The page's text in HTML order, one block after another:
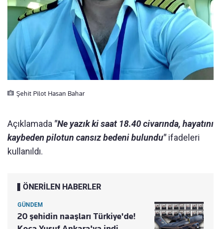
Şehit Pilot Hasan Bahar
Açıklamada "Ne yazık ki saat 18.40 civarında, hayatını
kaybeden pilotun cansız bedeni bulundu"ifadeleri
kullanıldı.
ÖNERİLEN HABERLER
GÜNDEM
20 şehidin naaşları Türkiye'de!